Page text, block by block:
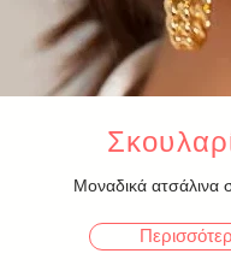
Μοναδικά ατσάλινα